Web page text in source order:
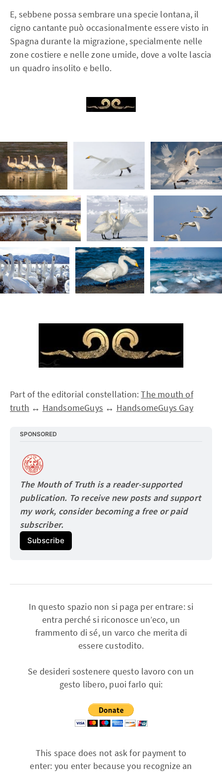
E, sebbene possa sembrare una specie lontana, il
cigno cantante può occasionalmente essere visto in
Spagna durante la migrazione, specialmente nelle
zone costiere e nelle zone umide, dove a volte lascia
un quadro insolito e bello.
Part of the editorial constellation:The mouth of
truth ↔ HandsomeGuys ↔ HandsomeGuys Gay
SPONSORED
The Mouth of Truth is a reader-supported
publication. To receive new posts and support
my work, consider becoming a free or paid
subscriber.
Subscribe
In questo spazio non si paga per entrare: si
entra perché si riconosce un’eco, un
frammento di sé, un varco che merita di
essere custodito.
Se desideri sostenere questo lavoro con un
gesto libero, puoi farlo qui:
This space does not ask for payment to
enter: you enter because you recognize an